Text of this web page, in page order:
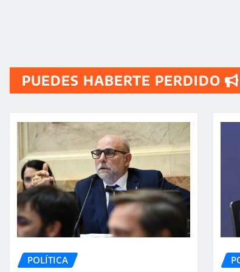
PUEDES HABERTE PERDIDO
POLÍTICA